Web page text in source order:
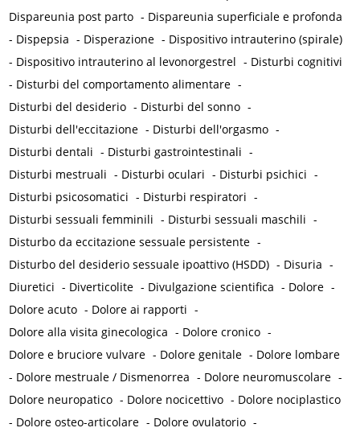
Dispareunia post parto - Dispareunia superficiale e profonda
- Dispepsia - Disperazione - Dispositivo intrauterino (spirale)
- Dispositivo intrauterino al levonorgestrel - Disturbi cognitivi
- Disturbi del comportamento alimentare -
Disturbi del desiderio - Disturbi del sonno -
Disturbi dell'eccitazione - Disturbi dell'orgasmo -
Disturbi dentali - Disturbi gastrointestinali -
Disturbi mestruali - Disturbi oculari - Disturbi psichici -
Disturbi psicosomatici - Disturbi respiratori -
Disturbi sessuali femminili - Disturbi sessuali maschili -
Disturbo da eccitazione sessuale persistente -
Disturbo del desiderio sessuale ipoattivo (HSDD) - Disuria -
Diuretici - Diverticolite - Divulgazione scientifica - Dolore -
Dolore acuto - Dolore ai rapporti -
Dolore alla visita ginecologica - Dolore cronico -
Dolore e bruciore vulvare - Dolore genitale - Dolore lombare
- Dolore mestruale / Dismenorrea - Dolore neuromuscolare -
Dolore neuropatico - Dolore nocicettivo - Dolore nociplastico
- Dolore osteo-articolare - Dolore ovulatorio -